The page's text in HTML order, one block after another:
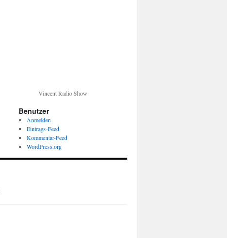
Vincent Radio Show
Benutzer
Anmelden
Eintrags-Feed
Kommentar-Feed
WordPress.org